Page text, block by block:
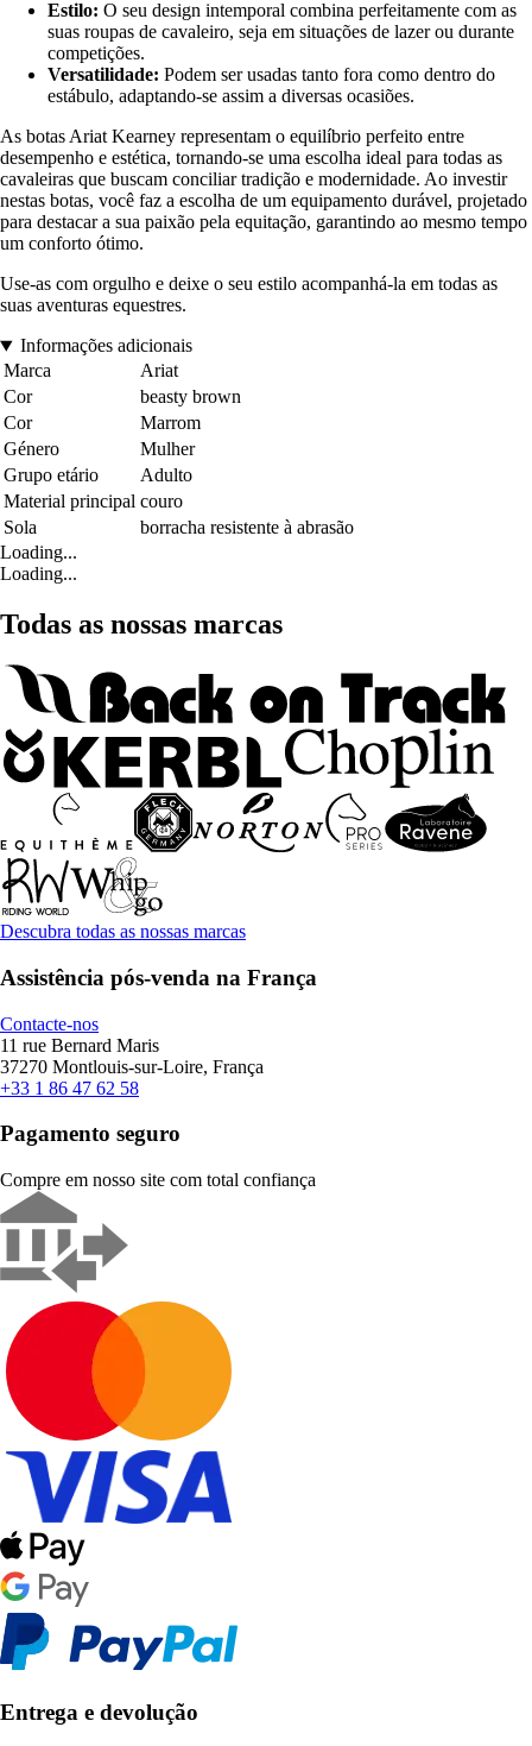
Estilo: O seu design intemporal combina perfeitamente com as
suas roupas de cavaleiro, seja em situações de lazer ou durante
competições.
Versatilidade: Podem ser usadas tanto fora como dentro do
estábulo, adaptando-se assim a diversas ocasiões.
As botas Ariat Kearney representam o equilíbrio perfeito entre
desempenho e estética, tornando-se uma escolha ideal para todas as
cavaleiras que buscam conciliar tradição e modernidade. Ao investir
nestas botas, você faz a escolha de um equipamento durável, projetado
para destacar a sua paixão pela equitação, garantindo ao mesmo tempo
um conforto ótimo.
Use-as com orgulho e deixe o seu estilo acompanhá-la em todas as
suas aventuras equestres.
Informações adicionais
Marca
Ariat
Cor
beasty brown
Cor
Marrom
Género
Mulher
Grupo etário
Adulto
Material principal couro
Sola
borracha resistente à abrasão
Loading...
Loading...
Todas as nossas marcas
Descubra todas as nossas marcas
Assistência pós-venda na França
Contacte-nos
11 rue Bernard Maris
37270 Montlouis-sur-Loire, França
+33 1 86 47 62 58
Pagamento seguro
Compre em nosso site com total confiança
Entrega e devolução